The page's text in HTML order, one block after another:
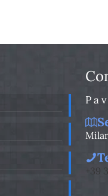
+39